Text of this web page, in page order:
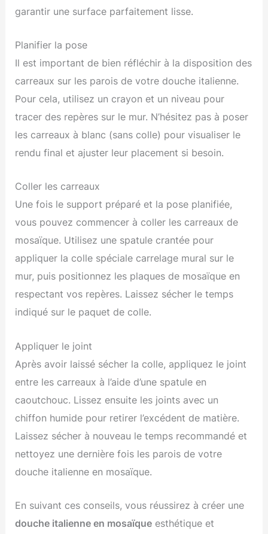
garantir une surface parfaitement lisse.
Planifier la pose
Il est important de bien réfléchir à la disposition des
carreaux sur les parois de votre douche italienne.
Pour cela, utilisez un crayon et un niveau pour
tracer des repères sur le mur. N’hésitez pas à poser
les carreaux à blanc (sans colle) pour visualiser le
rendu final et ajuster leur placement si besoin.
Coller les carreaux
Une fois le support préparé et la pose planifiée,
vous pouvez commencer à coller les carreaux de
mosaïque. Utilisez une spatule crantée pour
appliquer la colle spéciale carrelage mural sur le
mur, puis positionnez les plaques de mosaïque en
respectant vos repères. Laissez sécher le temps
indiqué sur le paquet de colle.
Appliquer le joint
Après avoir laissé sécher la colle, appliquez le joint
entre les carreaux à l’aide d’une spatule en
caoutchouc. Lissez ensuite les joints avec un
chiffon humide pour retirer l’excédent de matière.
Laissez sécher à nouveau le temps recommandé et
nettoyez une dernière fois les parois de votre
douche italienne en mosaïque.
En suivant ces conseils, vous réussirez à créer une
douche italienne en mosaïque esthétique et